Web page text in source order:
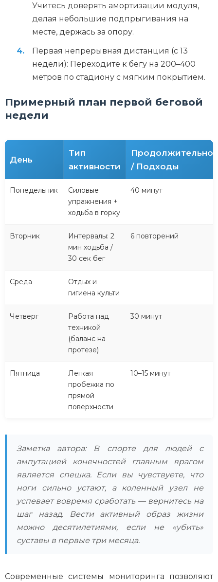
Учитесь доверять амортизации модуля,
делая небольшие подпрыгивания на
месте, держась за опору.
Первая непрерывная дистанция (с 13
недели): Переходите к бегу на 200–400
метров по стадиону с мягким покрытием.
Примерный план первой беговой
недели
День
Тип
активности
/ Подходы
Понедельник
Силовые
упражнения +
ходьба в горку
40 минут
Вторник
Интервалы: 2
мин ходьба /
30 сек бег
6 повторений
Среда
Отдых и
гигиена культи
—
Четверг
Работа над
техникой
(баланс на
протезе)
30 минут
Пятница
Легкая
пробежка по
прямой
поверхности
10–15 минут
Заметка автора: В спорте для людей с
ампутацией конечностей главным врагом
является спешка. Если вы чувствуете, что
ноги сильно устают, а коленный узел не
успевает вовремя сработать — вернитесь на
шаг назад. Вести активный образ жизни
можно десятилетиями, если не «убить»
суставы в первые три месяца.
Современные системы мониторинга позволяют